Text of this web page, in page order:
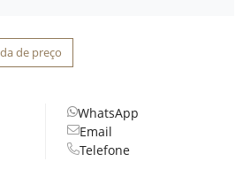
de preço
WhatsApp
Email
Telefone